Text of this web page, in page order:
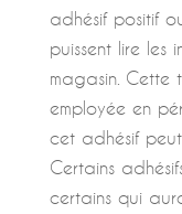
adhésif positif
puissent lire les
magasin. Cette
employée en
cet adhésif peut
Certains
certains qui